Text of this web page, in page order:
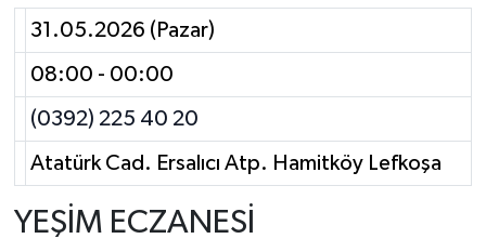
31.05.2026 (Pazar)
08:00 - 00:00
(0392) 225 40 20
Atatürk Cad. Ersalıcı Atp. Hamitköy Lefkoşa
YEŞİM ECZANESİ